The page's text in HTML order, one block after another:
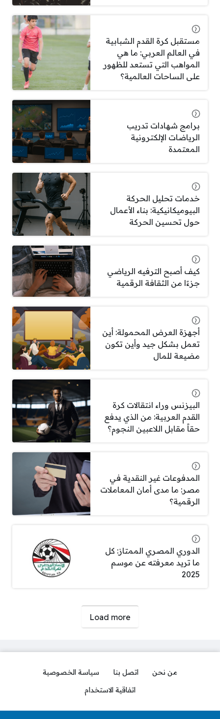
مستقبل كرة القدم الشبابية
في العالم العربي: ما هي
المواهب التي تستعد للظهور
على الساحات العالمية؟
برامج شهادات تدريب
الرياضات الإلكترونية
المعتمدة
خدمات تحليل الحركة
البيوميكانيكية: بناء الأعمال
حول تحسين الحركة
كيف أصبح الترفيه الرياضي
جزءًا من الثقافة الرقمية
أجهزة العرض المحمولة: أين
تعمل بشكل جيد وأين تكون
مضيعة للمال
البيزنس وراء انتقالات كرة
القدم العربية: من الذي يدفع
حقاً مقابل اللاعبين النجوم؟
المدفوعات غير النقدية في
مصر: ما مدى أمان المعاملات
الرقمية؟
الدوري المصري الممتاز: كل
ما تريد معرفته عن موسم
2025
Load more
من نحن اتصل بنا
سياسة الخصوصية
اتفاقية الاستخدام